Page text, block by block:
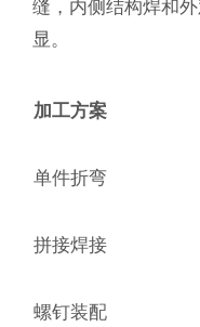
缝，内侧结构焊和
显。
加工方案
单件折弯
拼接焊接
螺钉装配